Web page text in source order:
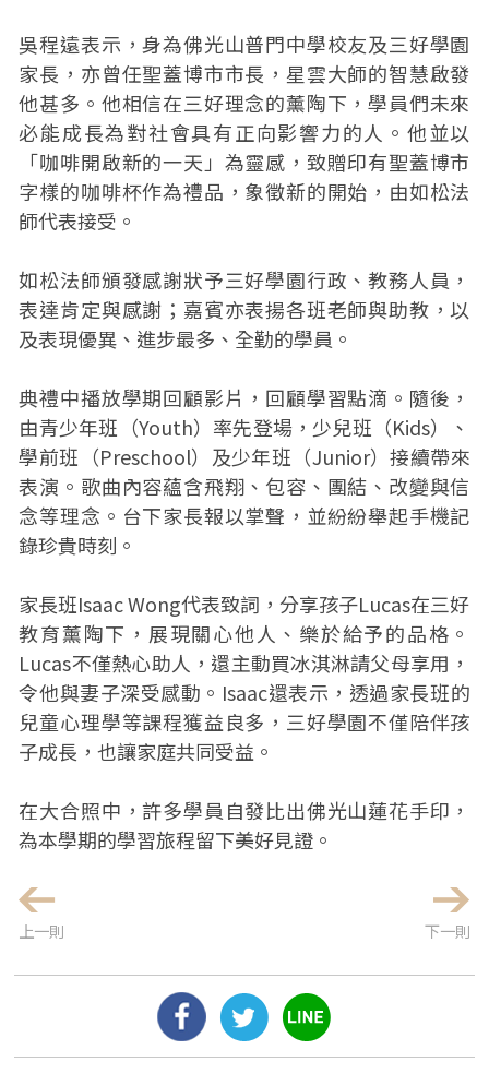
吳程遠表示，身為佛光山普門中學校友及三好學園
家長，亦曾任聖蓋博市市長，星雲大師的智慧啟發
他甚多。他相信在三好理念的薰陶下，學員們未來
必能成長為對社會具有正向影響力的人。他並以
「咖啡開啟新的一天」為靈感，致贈印有聖蓋博市
字樣的咖啡杯作為禮品，象徵新的開始，由如松法
師代表接受。
如松法師頒發感謝狀予三好學園行政、教務人員，
表達肯定與感謝；嘉賓亦表揚各班老師與助教，以
及表現優異、進步最多、全勤的學員。
典禮中播放學期回顧影片，回顧學習點滴。隨後，
由青少年班（Youth）率先登場，少兒班（Kids）、
學前班（Preschool）及少年班（Junior）接續帶來
表演。歌曲內容蘊含飛翔、包容、團結、改變與信
念等理念。台下家長報以掌聲，並紛紛舉起手機記
錄珍貴時刻。
家長班Isaac Wong代表致詞，分享孩子Lucas在三好
教育薰陶下，展現關心他人、樂於給予的品格。
Lucas不僅熱心助人，還主動買冰淇淋請父母享用，
令他與妻子深受感動。Isaac還表示，透過家長班的
兒童心理學等課程獲益良多，三好學園不僅陪伴孩
子成長，也讓家庭共同受益。
在大合照中，許多學員自發比出佛光山蓮花手印，
為本學期的學習旅程留下美好見證。
上一則 下一則